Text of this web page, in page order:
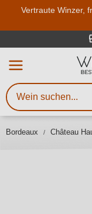
Vertraute Winzer,
Bordeaux Château
Weinsuche
Mindestens
Sie